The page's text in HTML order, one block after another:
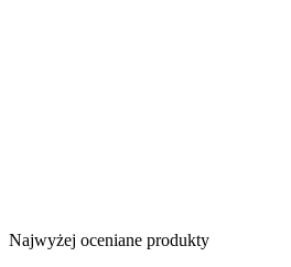
Najwyżej oceniane produkty